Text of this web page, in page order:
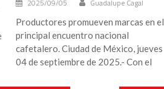
2025/09/05 Guadalupe Cagal
Productores promueven marcas en el
principal encuentro nacional
cafetalero. Ciudad de México, jueves
04 de septiembre de 2025.- Con el